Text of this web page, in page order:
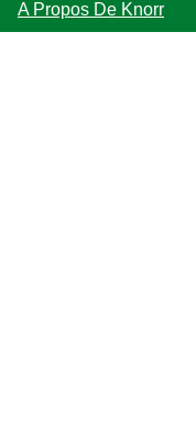
A Propos De Knorr